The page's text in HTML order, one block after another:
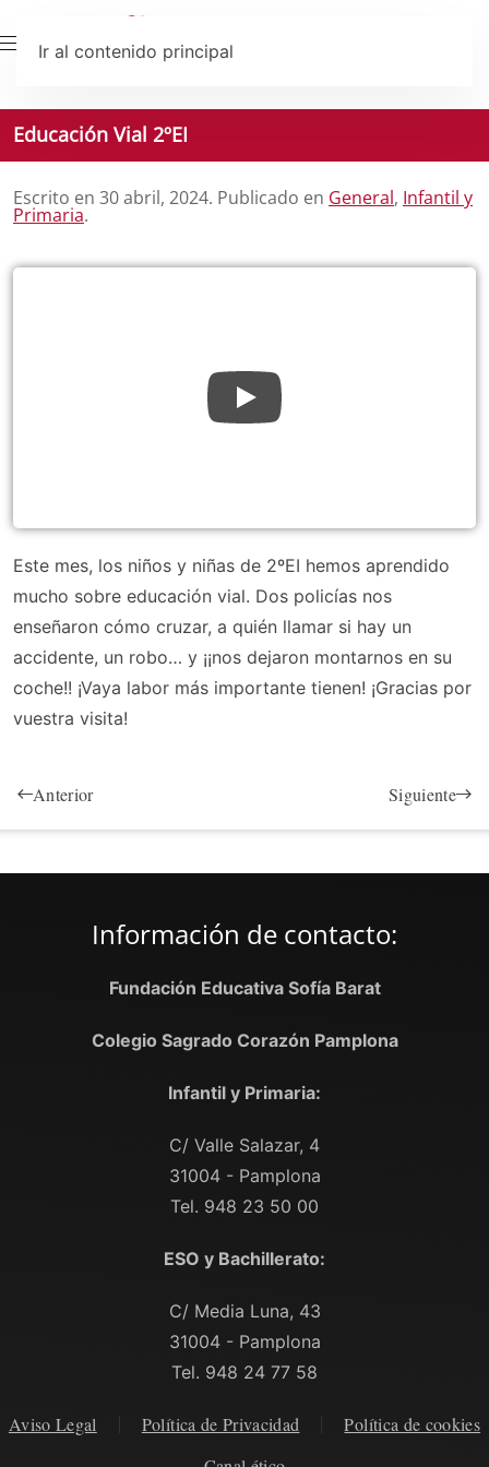
Ir al contenido principal
Educación Vial 2ºEI
Escrito en 30 abril, 2024. Publicado en General, Infantil y
Primaria.
Este mes, los niños y niñas de 2ºEI hemos aprendido
mucho sobre educación vial. Dos policías nos
enseñaron cómo cruzar, a quién llamar si hay un
accidente, un robo… y ¡¡nos dejaron montarnos en su
coche!! ¡Vaya labor más importante tienen! ¡Gracias por
vuestra visita!
Anterior Siguiente
Información de contacto:
Fundación Educativa Sofía Barat
Colegio Sagrado Corazón Pamplona
Infantil y Primaria:
C/ Valle Salazar, 4
31004 - Pamplona
Tel. 948 23 50 00
ESO y Bachillerato:
C/ Media Luna, 43
31004 - Pamplona
Tel. 948 24 77 58
Aviso Legal Política de Privacidad
Política de cookies